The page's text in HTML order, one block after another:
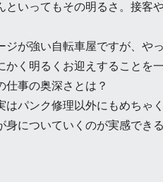
といってもその明るさ。接客
ジが強い自転車屋ですが、や
く明るくお迎えすることを
仕事の奥深さとは？
はパンク修理以外にもめちゃ
身についていくのが実感でき